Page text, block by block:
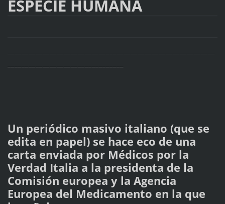
ESPECIE HUMANA
Un periódico masivo italiano (que se
edita en papel) se hace eco de una
carta enviada por Médicos por la
Verdad Italia a la presidenta de la
Comisión europea y la Agencia
Europea del Medicamento en la que